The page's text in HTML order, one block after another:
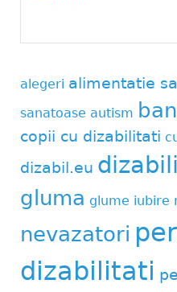
alegeri alimentatie
sanatoase autism
copii cu dizabilitati
dizabil.eu
gluma glume iubire
nevazatori
dizabilitati